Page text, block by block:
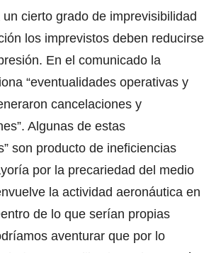
cierto grado de imprevisibilidad
los imprevistos deben reducirse
En el comunicado la
“eventualidades operativas y
cancelaciones y
Algunas de estas
son producto de ineficiencias
por la precariedad del medio
la actividad aeronáutica en
de lo que serían propias
aventurar que por lo